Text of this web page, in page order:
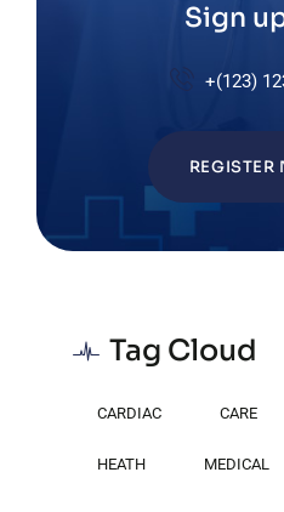
Sign
+(123)
REGISTER
Tag Cloud
CARDIAC CARE
HEATH MEDICAL